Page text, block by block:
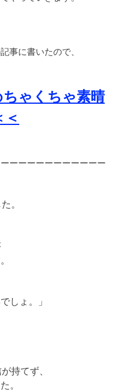
事に書いたので、
ちゃくちゃ素晴
ーーーーーーーーーーー
。
しょ。」
持てず、
。